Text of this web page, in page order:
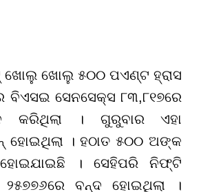
ଖୋଲୁ ଖୋଲୁ ୫୦୦ ପଏଣ୍ଟ ହ୍ରାସ
ବିଏସଇ ସେନସେକ୍ସ ୮୩,୮୧୭ରେ
କରିଥିଲା । ଗୁରୁବାର ଏହା
ହୋଇଥିଲା । ହଠାତ ୫୦୦ ଅଙ୍କ
। ସେହିପରି ନିଫ୍ଟି
ବନ୍ଦ ହୋଇଥିଲା ।